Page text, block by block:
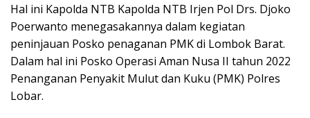
Hal ini Kapolda NTB Kapolda NTB Irjen Pol Drs. Djoko
Poerwanto menegasakannya dalam kegiatan
peninjauan Posko penaganan PMK di Lombok Barat.
Dalam hal ini Posko Operasi Aman Nusa II tahun 2022
Penanganan Penyakit Mulut dan Kuku (PMK) Polres
Lobar.